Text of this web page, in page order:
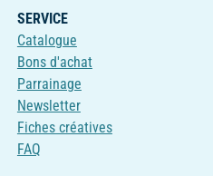
SERVICE
Catalogue
Bons d'achat
Parrainage
Newsletter
Fiches créatives
FAQ